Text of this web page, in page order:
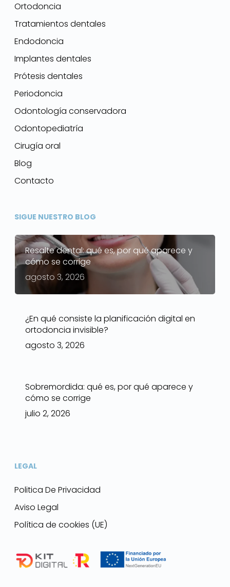
Ortodoncia
Tratamientos dentales
Endodoncia
Implantes dentales
Prótesis dentales
Periodoncia
Odontología conservadora
Odontopediatría
Cirugía oral
Blog
Contacto
SIGUE NUESTRO BLOG
Resalte dental: qué es, por qué aparece y
cómo se corrige
agosto 3, 2026
¿En qué consiste la planificación digital en
ortodoncia invisible?
agosto 3, 2026
Sobremordida: qué es, por qué aparece y
cómo se corrige
julio 2, 2026
LEGAL
Politica De Privacidad
Aviso Legal
Política de cookies (UE)